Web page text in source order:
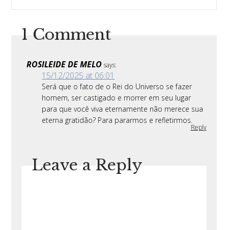
1 Comment
ROSILEIDE DE MELO says:
15/12/2025 at 06:01
Será que o fato de o Rei do Universo se fazer
homem, ser castigado e morrer em seu lugar
para que você viva eternamente não merece sua
eterna gratidão? Para pararmos e refletirmos.
Reply
Leave a Reply